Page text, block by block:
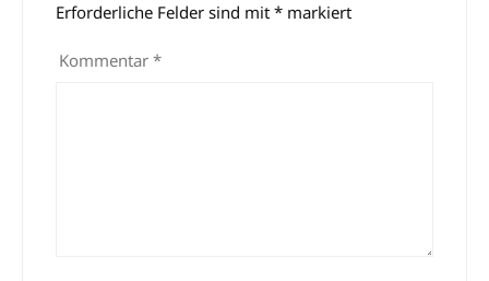
Erforderliche Felder sind mit * markiert
Kommentar *